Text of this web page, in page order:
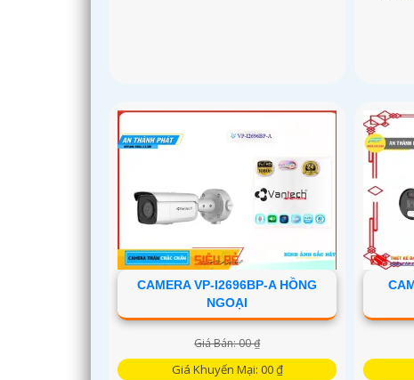
CAMERA VP-I2696BP-A HỒNG
NGOẠI
Giá Bán: 00 ₫
Giá Khuyến Mại: 00 ₫